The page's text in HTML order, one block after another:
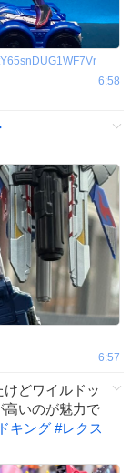
6:58
6:57
どワイルドッ
高いのが魅力で
キング #レクス